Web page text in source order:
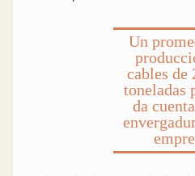
Un
cables de
toneladas
da